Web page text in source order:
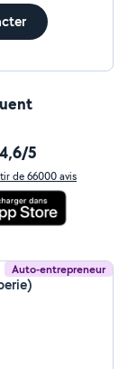
4,6/5
de 66000 avis
Auto-entrepreneur